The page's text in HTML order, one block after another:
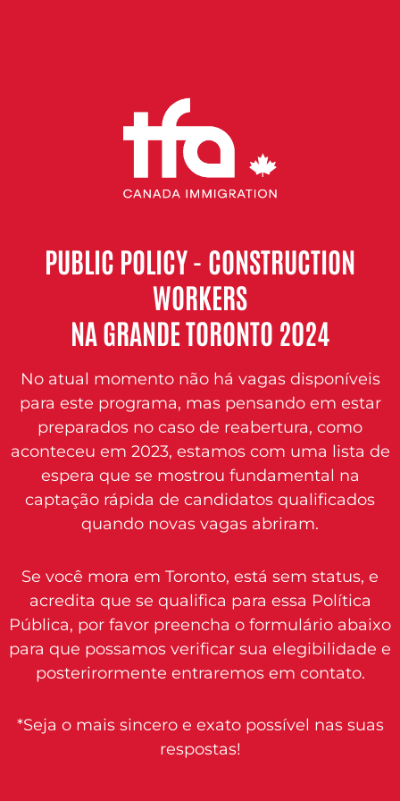
PUBLIC POLICY - CONSTRUCTION
WORKERS
NA GRANDE TORONTO 2024
No atual momento não há vagas disponíveis
para este programa, mas pensando em estar
preparados no caso de reabertura, como
aconteceu em 2023, estamos com uma lista de
espera que se mostrou fundamental na
captação rápida de candidatos qualificados
quando novas vagas abriram.
Se você mora em Toronto, está sem status, e
acredita que se qualifica para essa Política
Pública, por favor preencha o formulário abaixo
para que possamos verificar sua elegibilidade e
posterirormente entraremos em contato.
*Seja o mais sincero e exato possível nas suas
respostas!